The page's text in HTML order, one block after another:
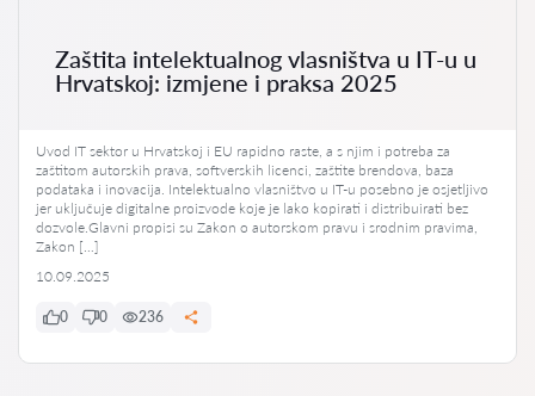
Zaštita intelektualnog vlasništva u IT-u u
Hrvatskoj: izmjene i praksa 2025
Uvod IT sektor u Hrvatskoj i EU rapidno raste, a s njim i potreba za
zaštitom autorskih prava, softverskih licenci, zaštite brendova, baza
podataka i inovacija. Intelektualno vlasništvo u IT-u posebno je osjetljivo
jer uključuje digitalne proizvode koje je lako kopirati i distribuirati bez
dozvole.Glavni propisi su Zakon o autorskom pravu i srodnim pravima,
Zakon […]
10.09.2025
0 0 236